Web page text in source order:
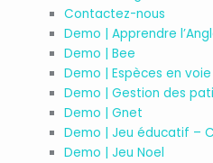
Contactez-nous
Demo | Apprendre
Demo | Bee
Demo | Espèces en
Demo | Gestion des
Demo | Gnet
Demo | Jeu éducatif –
Demo | Jeu Noel